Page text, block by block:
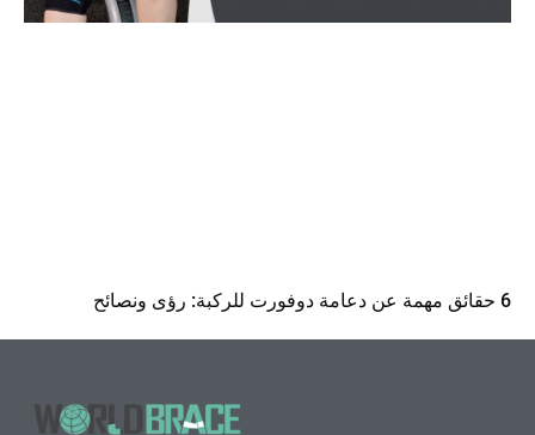
6 حقائق مهمة عن دعامة دوفورت للركبة: رؤى ونصائح